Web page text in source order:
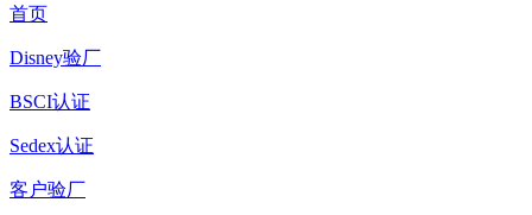
首页
Disney验厂
BSCI认证
Sedex认证
客户验厂